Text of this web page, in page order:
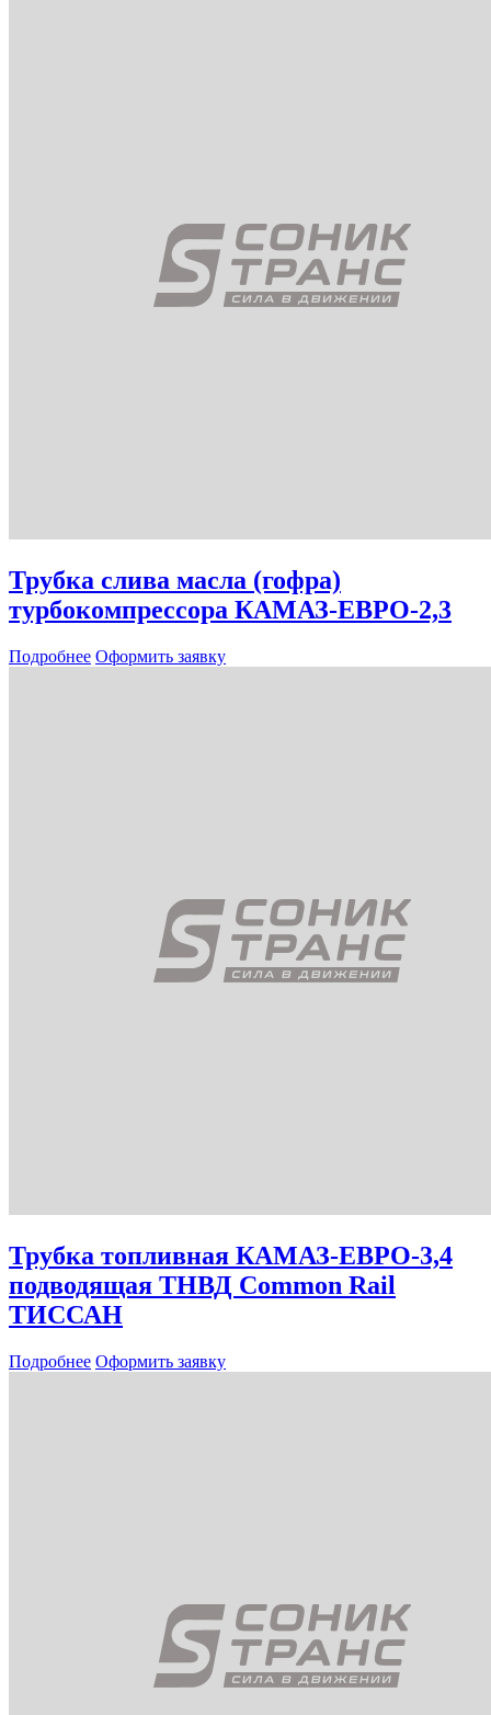
Трубка слива масла (гофра)
турбокомпрессора КАМАЗ-ЕВРО-2,3
Подробнее Оформить заявку
Трубка топливная КАМАЗ-ЕВРО-3,4
подводящая ТНВД Common Rail
ТИССАН
Подробнее Оформить заявку